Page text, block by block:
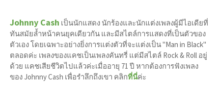
Johnny Cash เป็นนักแสดง นักร้องและนักแต่งเพลงผู้มีไอเดียที่
ทันสมัยล้ำหน้าคนยุคเดียวกัน และมีสไตล์การแสดงที่เป็นตัวของ
ตัวเอง โดยเฉพาะอย่างยิ่งการแต่งตัวที่จะแต่งเป็น "Man in Black"
ตลอดค่ะ เพลงของแคชเป็นเพลงคันทรี่ แต่มีสไตล์ Rock & Roll อยู่
ด้วย แคชเสียชีวิตไปแล้วค่ะเมื่ออายุ 71 ปี หากต้องการฟังเพลง
ของ Johnny Cash เพื่อรำลึกถึงเขา คลิกที่นี่ค่ะ